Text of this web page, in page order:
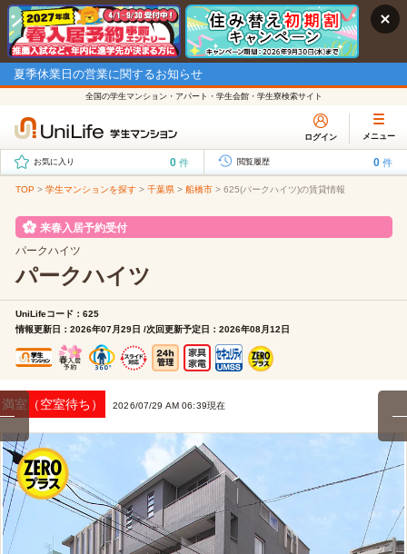
夏季休業日の営業に関するお知らせ
全国の学生マンション・アパート・学生会館・学生寮検索サイト
ログイン メニュー
お気に入り 0 件 閲覧履歴 0 件
TOP > 学生マンションを探す > 千葉県 > 船橋市 > 625(パークハイツ)の賃貸情報
来春入居予約受付
パークハイツ
パークハイツ
UniLifeコード：625
情報更新日：2026年07月29日 /次回更新予定日：2026年08月12日
満室（空室待ち） 2026/07/29 AM 06:39現在